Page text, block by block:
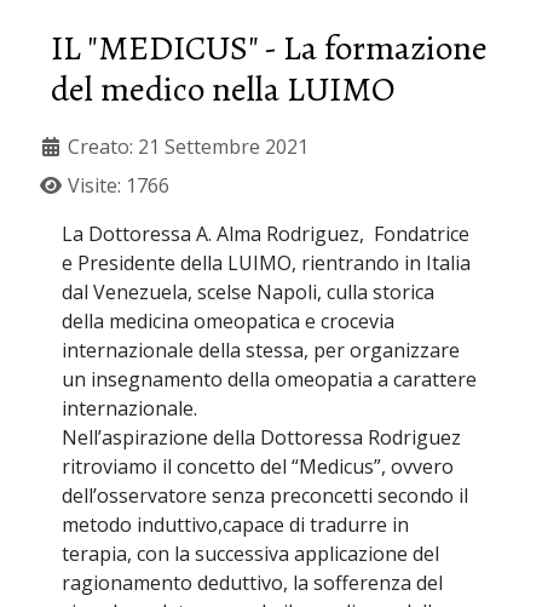
IL "MEDICUS" - La formazione
del medico nella LUIMO
Creato: 21 Settembre 2021
Visite: 1766
La Dottoressa A. Alma Rodriguez, Fondatrice
e Presidente della LUIMO, rientrando in Italia
dal Venezuela, scelse Napoli, culla storica
della medicina omeopatica e crocevia
internazionale della stessa, per organizzare
un insegnamento della omeopatia a carattere
internazionale.
Nell’aspirazione della Dottoressa Rodriguez
ritroviamo il concetto del “Medicus”, ovvero
dell’osservatore senza preconcetti secondo il
metodo induttivo,capace di tradurre in
terapia, con la successiva applicazione del
ragionamento deduttivo, la sofferenza del